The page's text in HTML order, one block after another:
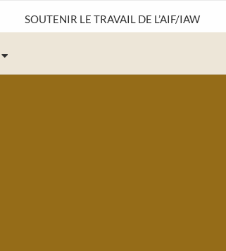
SOUTENIR LE TRAVAIL DE L’AIF/IAW